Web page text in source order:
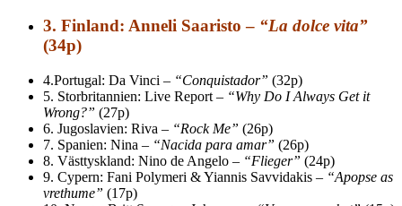
3. Finland: Anneli Saaristo – “La dolce vita”
(34p)
4.Portugal: Da Vinci – “Conquistador” (32p)
5. Storbritannien: Live Report – “Why Do I Always Get it
Wrong?” (27p)
6. Jugoslavien: Riva – “Rock Me” (26p)
7. Spanien: Nina – “Nacida para amar” (26p)
8. Västtyskland: Nino de Angelo – “Flieger” (24p)
9. Cypern: Fani Polymeri & Yiannis Savvidakis – “Apopse as
vrethume” (17p)